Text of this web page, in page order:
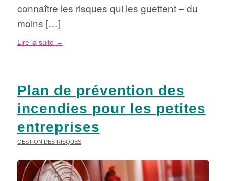
connaître les risques qui les guettent – du
moins […]
Lire la suite→
Plan de prévention des
incendies pour les petites
entreprises
GESTION DES RISQUES